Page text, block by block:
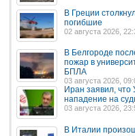
В Греции
погибшие
02 августа 2026,
В Белгороде
пожар в
БПЛА
03 августа 2026,
Иран заявил, что
нападение на
03 августа 2026,
В Италии